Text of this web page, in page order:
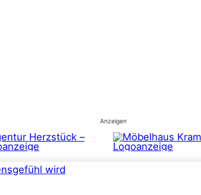
Anzeigen